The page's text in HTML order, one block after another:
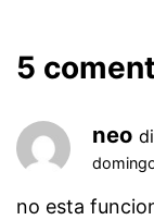
5
neo
no esta